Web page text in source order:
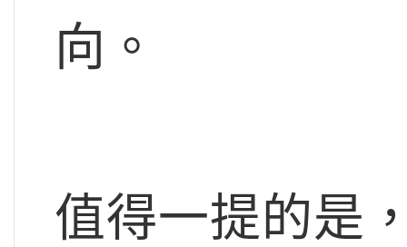
向。
值得一提的是